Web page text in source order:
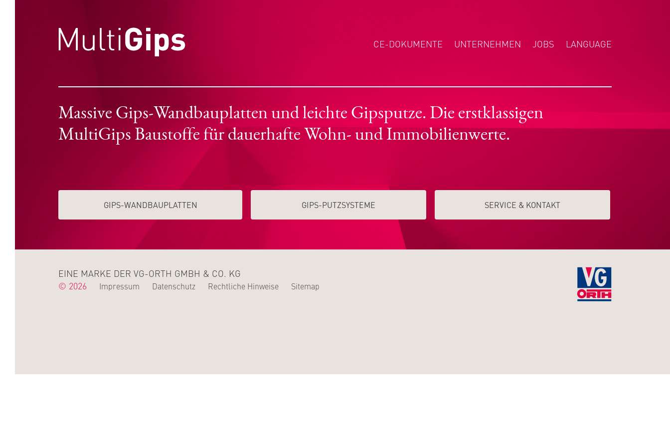
CE-DOKUMENTE UNTERNEHMEN JOBS
LANGUAGE
Massive Gips-Wandbauplatten und leichte Gipsputze. Die erstklassigen
MultiGips Baustoffe für dauerhafte Wohn- und Immobilienwerte.
GIPS-WAND­­BAUPLATTEN GIPS-PUTZSYSTEME SERVICE & KONTAKT
EINE MARKE DER VG-ORTH GMBH & CO. KG
© 2026
Impressum Datenschutz Rechtliche Hinweise Sitemap